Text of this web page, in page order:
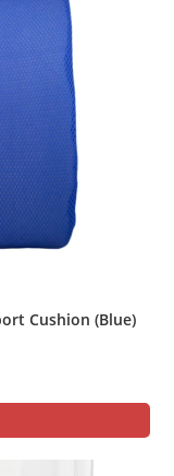
Cushion (Blue)
990.00.